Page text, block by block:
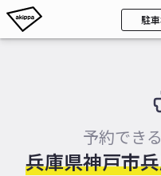
駐
予約でき
兵庫県神戸市